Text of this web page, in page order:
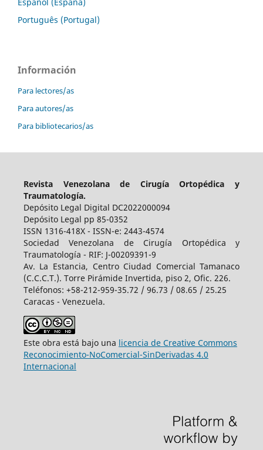
Português (Portugal)
Información
Para lectores/as
Para autores/as
Para bibliotecarios/as
Revista Venezolana de Cirugía Ortopédica y
Traumatología.
Depósito Legal Digital DC2022000094
Depósito Legal pp 85-0352
ISSN 1316-418X - ISSN-e: 2443-4574
Sociedad Venezolana de Cirugía Ortopédica y
Traumatología - RIF: J-00209391-9
Av. La Estancia, Centro Ciudad Comercial Tamanaco
(C.C.C.T.). Torre Pirámide Invertida, piso 2, Ofic. 226.
Teléfonos: +58-212-959-35.72 / 96.73 / 08.65 / 25.25
Caracas - Venezuela.
Este obra está bajo una licencia de Creative Commons
Reconocimiento-NoComercial-SinDerivadas 4.0
Internacional